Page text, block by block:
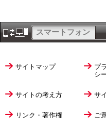
スマートフォン
サイトマップ
プ
シ
サイトの考え方 サ
リンク・著作権 ご